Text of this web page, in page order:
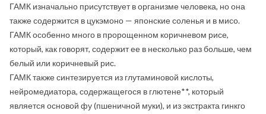
ГАМК изначально присутствует в организме человека, но она
также содержится в цукэмоно — японские соленья и в мисо.
ГАМК особенно много в пророщенном коричневом рисе,
который, как говорят, содержит ее в несколько раз больше, чем
белый или коричневый рис.
ГАМК также синтезируется из глутаминовой кислоты,
нейромедиатора, содержащегося в глютене**, который
является основой фу (пшеничной муки), и из экстракта гинкго